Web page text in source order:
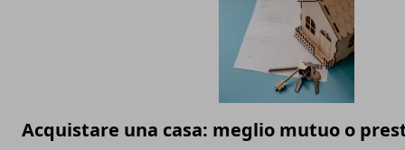
Acquistare una casa: meglio mutuo o